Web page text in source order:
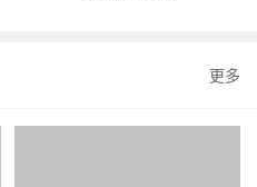
更多